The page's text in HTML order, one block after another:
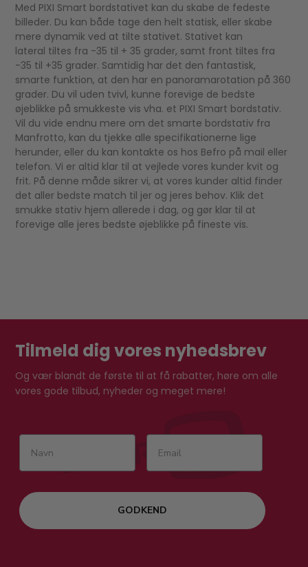
Med PIXI Smart bordstativet kan du skabe de fedeste
billeder. Du kan både tage den helt statisk, eller skabe
mere dynamik ved at tilte stativet. Stativet kan
lateral tiltes fra -35 til + 35 grader, samt front tiltes fra
-35 til +35 grader. Samtidig har det den fantastisk,
smarte funktion, at den har en panoramarotation på 360
grader. Du vil uden tvivl, kunne forevige de bedste
øjeblikke på smukkeste vis vha. et PIXI Smart bordstativ.
Vil du vide endnu mere om det smarte bordstativ fra
Manfrotto, kan du tjekke alle specifikationerne lige
herunder, eller du kan kontakte os hos Befro på mail eller
telefon. Vi er altid klar til at vejlede vores kunder kvit og
frit. På denne måde sikrer vi, at vores kunder altid finder
det aller bedste match til jer og jeres behov. Klik det
smukke stativ hjem allerede i dag, og gør klar til at
forevige alle jeres bedste øjeblikke på fineste vis.
Tilmeld dig vores nyhedsbrev
Og vær blandt de første til at få rabatter, høre om alle
vores gode tilbud, nyheder og meget mere!
GODKEND